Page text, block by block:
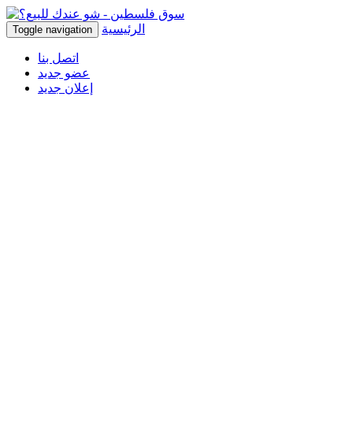
Toggle navigation الرئيسية
اتصل بنا
عضو جديد
إعلان جديد